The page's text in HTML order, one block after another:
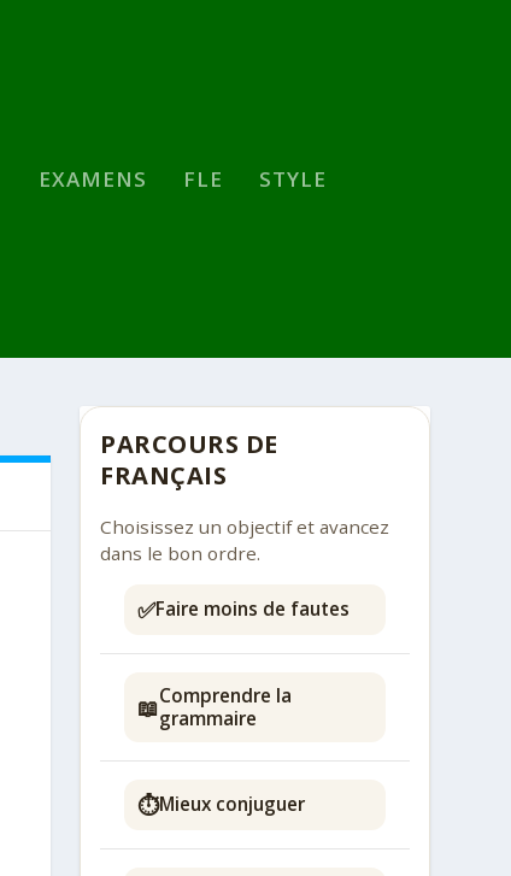
EXAMENS FLE STYLE
PARCOURS DE
FRANÇAIS
Choisissez un objectif et avancez
dans le bon ordre.
✅Faire moins de fautes
📖Comprendre la
grammaire
⏱️Mieux conjuguer